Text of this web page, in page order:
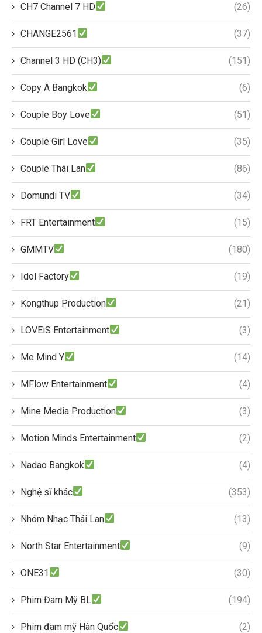
CH7 Channel 7 HD (26)
CHANGE2561 (37)
Channel 3 HD (CH3) (151)
Copy A Bangkok (6)
Couple Boy Love (51)
Couple Girl Love (35)
Couple Thái Lan (86)
Domundi TV (34)
FRT Entertainment (15)
GMMTV (180)
Idol Factory (19)
Kongthup Production (21)
LOVEiS Entertainment (3)
Me Mind Y (14)
MFlow Entertainment (4)
Mine Media Production (3)
Motion Minds Entertainment (2)
Nadao Bangkok (4)
Nghệ sĩ khác (353)
Nhóm Nhạc Thái Lan (13)
North Star Entertainment (9)
ONE31 (30)
Phim Đam Mỹ BL (194)
Phim đam mỹ Hàn Quốc (2)